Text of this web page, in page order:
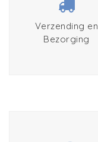
Verzending en
Bezorging